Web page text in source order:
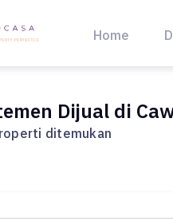
Home
Dijual di
ditemukan